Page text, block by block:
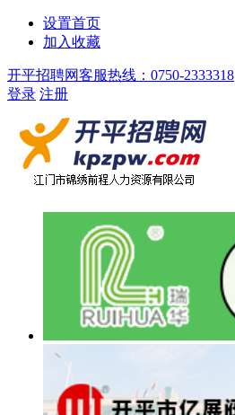
设置首页
加入收藏
开平招聘网客服热线：0750-2333318
登录 注册